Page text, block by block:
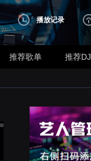
播放记录
推荐歌单 推荐DJ